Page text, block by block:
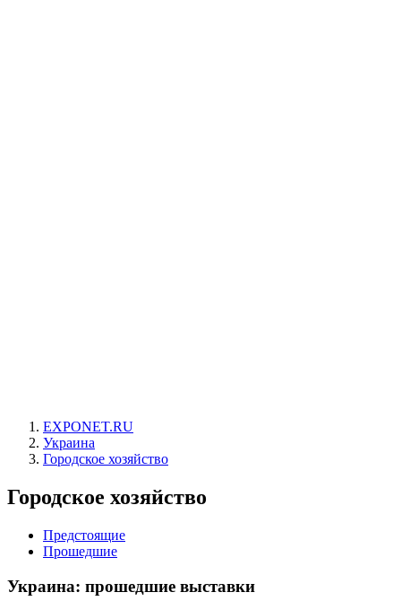
EXPONET.RU
Украина
Городское хозяйство
Городское хозяйство
Предстоящие
Прошедшие
Украина: прошедшие выставки